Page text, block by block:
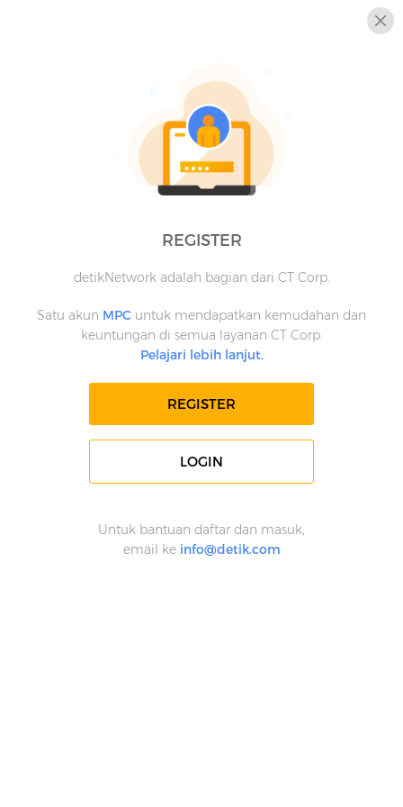
REGISTER
detikNetwork adalah bagian dari CT Corp.
Satu akun MPC untuk mendapatkan kemudahan dan
keuntungan di semua layanan CT Corp.
Pelajari lebih lanjut.
REGISTER
LOGIN
Untuk bantuan daftar dan masuk,
email ke info@detik.com